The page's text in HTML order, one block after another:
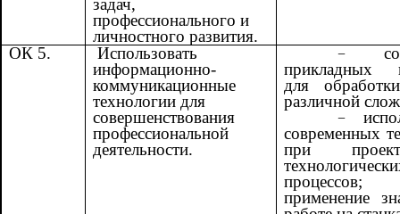
профессионального и
личностного развития.
ОК 5.
Использовать
информационно-
коммуникационные
технологии для
совершенствования
профессиональной
деятельности.
прикладных
для
различной
современных
при
процессов;
применение